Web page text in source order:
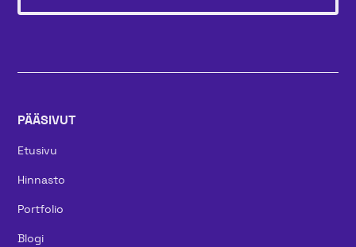
PÄÄSIVUT
Etusivu
Hinnasto
Portfolio
Blogi